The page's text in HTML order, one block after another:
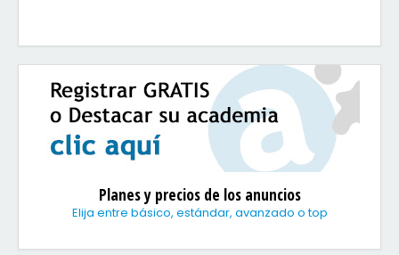
Planes y precios de los anuncios
Elija entre básico, estándar, avanzado o top